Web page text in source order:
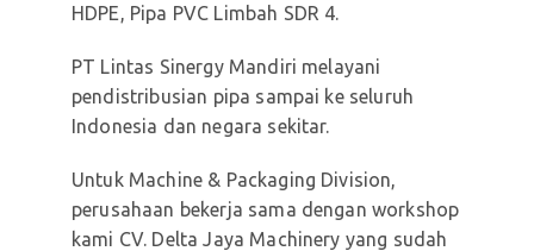
HDPE, Pipa PVC Limbah SDR 4.
PT Lintas Sinergy Mandiri melayani
pendistribusian pipa sampai ke seluruh
Indonesia dan negara sekitar.
Untuk Machine & Packaging Division,
perusahaan bekerja sama dengan workshop
kami CV. Delta Jaya Machinery yang sudah